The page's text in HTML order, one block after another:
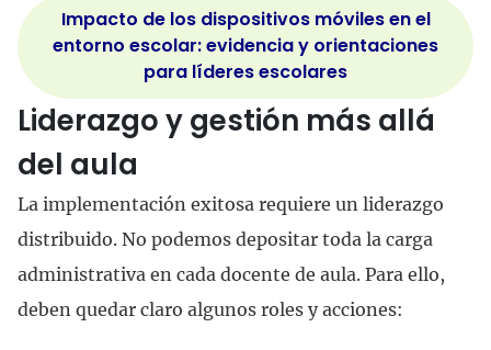
Impacto de los dispositivos móviles en el
entorno escolar: evidencia y orientaciones
para líderes escolares
Liderazgo y gestión más allá
del aula
La implementación exitosa requiere un liderazgo
distribuido. No podemos depositar toda la carga
administrativa en cada docente de aula. Para ello,
deben quedar claro algunos roles y acciones: